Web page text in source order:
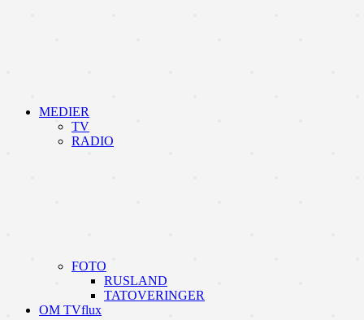
MEDIER
TV
RADIO
FOTO
RUSLAND
TATOVERINGER
OM TVflux